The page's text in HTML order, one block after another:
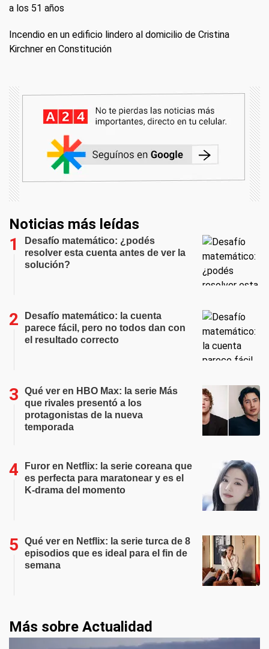
a los 51 años
Incendio en un edificio lindero al domicilio de Cristina
Kirchner en Constitución
Noticias más leídas
Desafío matemático: ¿podés
resolver esta cuenta antes de ver la
solución?
Desafío matemático: la cuenta
parece fácil, pero no todos dan con
el resultado correcto
Qué ver en HBO Max: la serie Más
que rivales presentó a los
protagonistas de la nueva
temporada
Furor en Netflix: la serie coreana que
es perfecta para maratonear y es el
K-drama del momento
Qué ver en Netflix: la serie turca de 8
episodios que es ideal para el fin de
semana
Más sobre Actualidad